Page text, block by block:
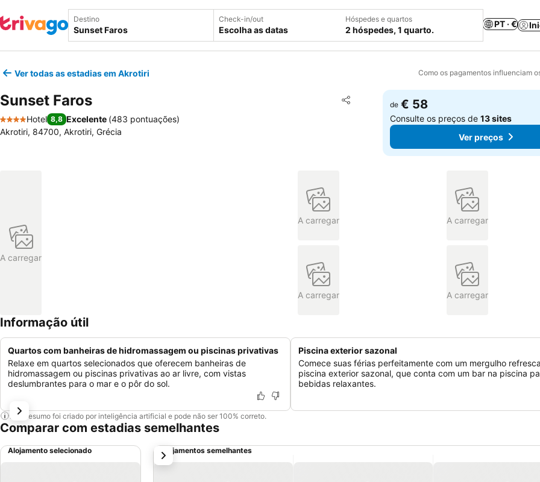
Destino Check-in/out
Escolha as datas
Hóspedes e quartos
2 hóspedes, 1 quarto.
PT · €
Ver todas as estadias em Akrotiri Como os pagamentos influenciam
Sunset Faros Partilhar
Adicionar aos favoritos
4 Estrelas
Hotel 8,8 Excelente (483 pontuações)
Akrotiri, 84700, Akrotiri, Grécia
de € 58
Consulte os preços de13 sites
Ver preços
A carregar
A carregar A carregar
A carregar A carregar
Informação útil
Quartos com banheiras de hidromassagem ou piscinas privativas
Relaxe em quartos selecionados que oferecem banheiras de
hidromassagem ou piscinas privativas ao ar livre, com vistas
deslumbrantes para o mar e o pôr do sol.
Piscina exterior sazonal
Comece suas férias perfeitamente com um mergulho
piscina exterior sazonal, que conta com um bar na piscina
bebidas relaxantes.
Este resumo foi criado por inteligência artificial e pode não ser 100% correto.
Comparar com estadias semelhantes
Alojamento selecionado Alojamentos semelhantes
próximo